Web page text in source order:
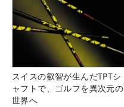
スイスの叡智が生んだTPTシ
ャフトで、ゴルフを異次元の
世界へ